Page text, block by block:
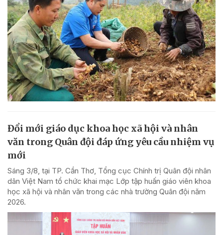
Đổi mới giáo dục khoa học xã hội và nhân
văn trong Quân đội đáp ứng yêu cầu nhiệm vụ
mới
Sáng 3/8, tại TP. Cần Thơ, Tổng cục Chính trị Quân đội nhân
dân Việt Nam tổ chức khai mạc Lớp tập huấn giáo viên khoa
học xã hội và nhân văn trong các nhà trường Quân đội năm
2026.